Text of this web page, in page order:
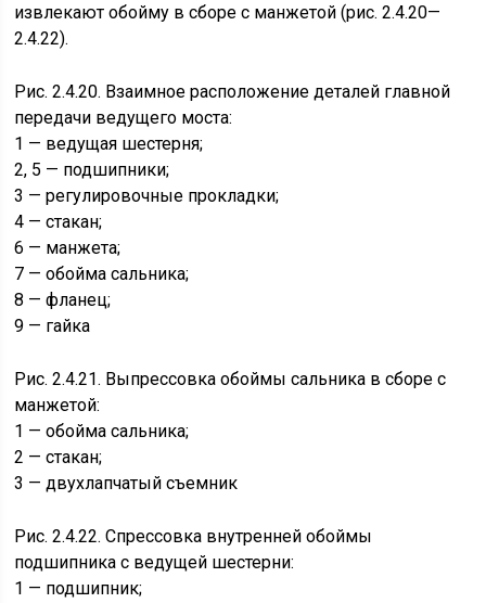
извлекают обойму в сборе с манжетой (рис. 2.4.20—
2.4.22).
Рис. 2.4.20. Взаимное расположение деталей главной
передачи ведущего моста:
1 — ведущая шестерня;
2, 5 — подшипники;
3 — регулировочные прокладки;
4 — стакан;
6 — манжета;
7 — обойма сальника;
8 — фланец;
9 — гайка
Рис. 2.4.21. Выпрессовка обоймы сальника в сборе с
манжетой:
1 — обойма сальника;
2 — стакан;
3 — двухлапчатый съемник
Рис. 2.4.22. Спрессовка внутренней обоймы
подшипника с ведущей шестерни:
1 — подшипник;